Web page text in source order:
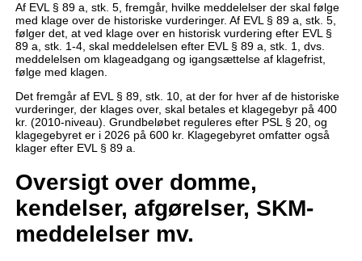
Af EVL § 89 a, stk. 5, fremgår, hvilke meddelelser der skal følge
med klage over de historiske vurderinger. Af EVL § 89 a, stk. 5,
følger det, at ved klage over en historisk vurdering efter EVL §
89 a, stk. 1-4, skal meddelelsen efter EVL § 89 a, stk. 1, dvs.
meddelelsen om klageadgang og igangsættelse af klagefrist,
følge med klagen.
Det fremgår af EVL § 89, stk. 10, at der for hver af de historiske
vurderinger, der klages over, skal betales et klagegebyr på 400
kr. (2010-niveau). Grundbeløbet reguleres efter PSL § 20, og
klagegebyret er i 2026 på 600 kr. Klagegebyret omfatter også
klager efter EVL § 89 a.
Oversigt over domme,
kendelser, afgørelser, SKM-
meddelelser mv.